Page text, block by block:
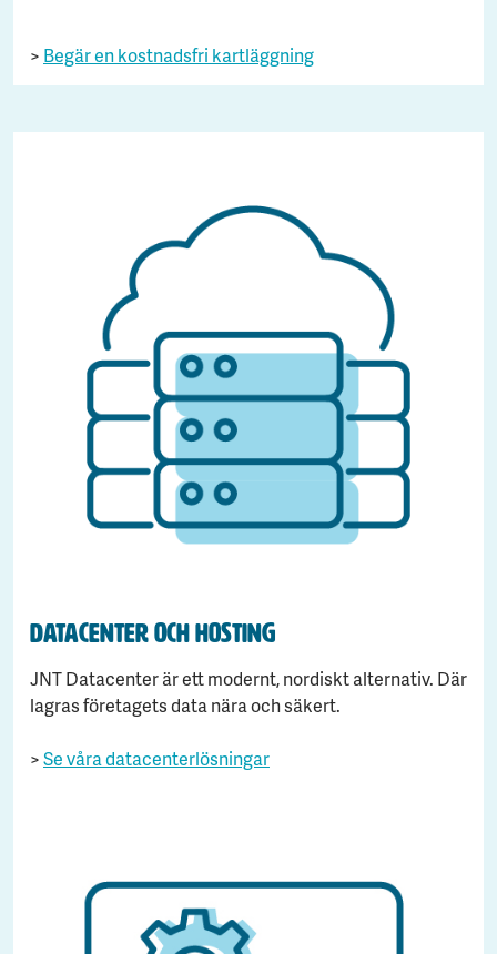
> Begär en kostnadsfri kartläggning
Datacenter och hosting
JNT Datacenter är ett modernt, nordiskt alternativ. Där
lagras företagets data nära och säkert.
>Se våra datacenterlösningar